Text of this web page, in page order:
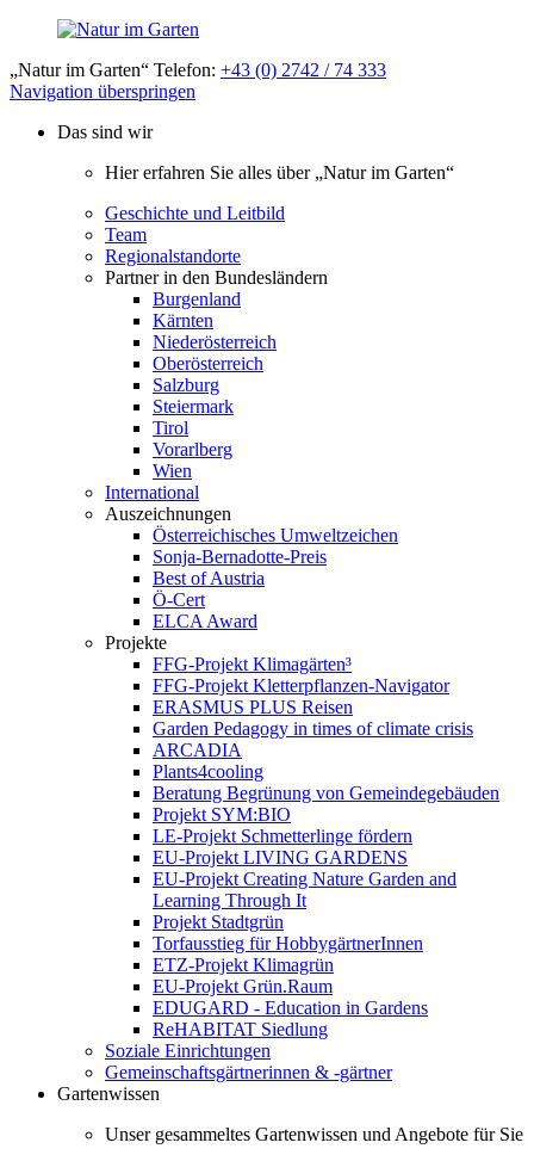
„Natur im Garten“ Telefon: +43 (0) 2742 / 74 333
Navigation überspringen
Das sind wir
Hier erfahren Sie alles über „Natur im Garten“
Geschichte und Leitbild
Team
Regionalstandorte
Partner in den Bundesländern
Burgenland
Kärnten
Niederösterreich
Oberösterreich
Salzburg
Steiermark
Tirol
Vorarlberg
Wien
International
Auszeichnungen
Österreichisches Umweltzeichen
Sonja-Bernadotte-Preis
Best of Austria
Ö-Cert
ELCA Award
Projekte
FFG-Projekt Klimagärten³
FFG-Projekt Kletterpflanzen-Navigator
ERASMUS PLUS Reisen
Garden Pedagogy in times of climate crisis
ARCADIA
Plants4cooling
Beratung Begrünung von Gemeindegebäuden
Projekt SYM:BIO
LE-Projekt Schmetterlinge fördern
EU-Projekt LIVING GARDENS
EU-Projekt Creating Nature Garden and
Learning Through It
Projekt Stadtgrün
Torfausstieg für HobbygärtnerInnen
ETZ-Projekt Klimagrün
EU-Projekt Grün.Raum
EDUGARD - Education in Gardens
ReHABITAT Siedlung
Soziale Einrichtungen
Gemeinschaftsgärtnerinnen & -gärtner
Gartenwissen
Unser gesammeltes Gartenwissen und Angebote für Sie